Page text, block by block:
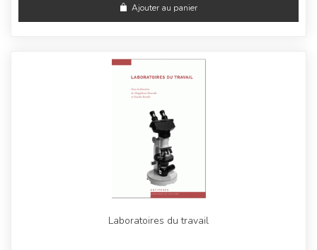
Ajouter au panier
Laboratoires du travail